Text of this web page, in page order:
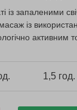
із запаленими
із
активним
1,5 год.